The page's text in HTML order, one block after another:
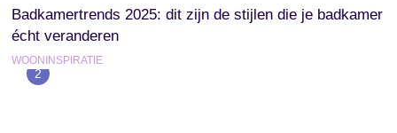
Badkamertrends 2025: dit zijn de stijlen die je badkamer
écht veranderen
WOONINSPIRATIE
2